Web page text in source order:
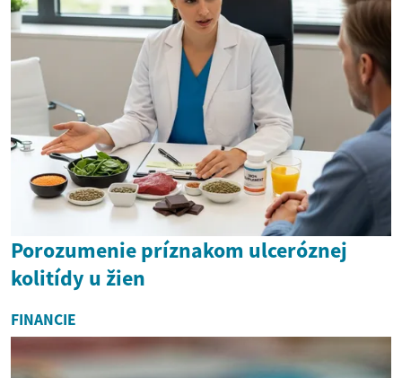
Porozumenie príznakom ulceróznej
kolitídy u žien
FINANCIE